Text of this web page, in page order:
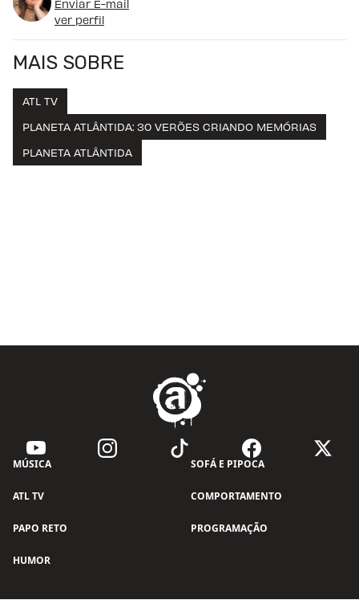
Enviar E-mail
ver perfil
MAIS SOBRE
ATL TV
PLANETA ATLÂNTIDA: 30 VERÕES CRIANDO MEMÓRIAS
PLANETA ATLÂNTIDA
MÚSICA SOFÁ E PIPOCA
ATL TV COMPORTAMENTO
PAPO RETO PROGRAMAÇÃO
HUMOR